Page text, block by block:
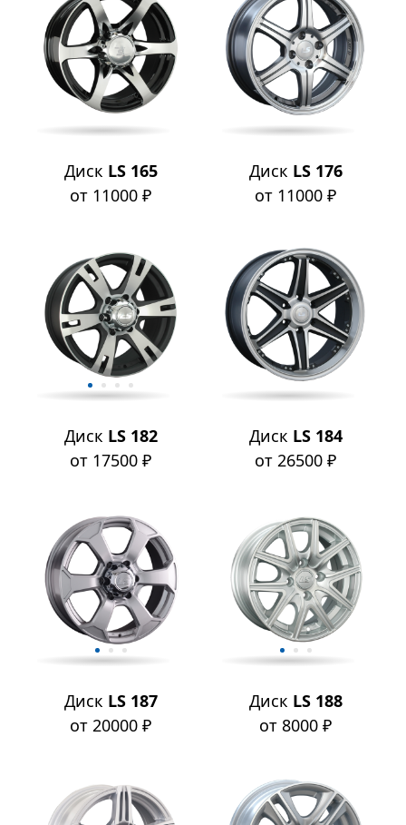
Диск LS 165
от 11000 ₽
Диск LS 176
от 11000 ₽
Диск LS 182
от 17500 ₽
Диск LS 184
от 26500 ₽
Диск LS 187
от 20000 ₽
Диск LS 188
от 8000 ₽